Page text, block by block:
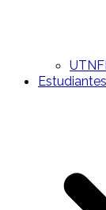
Estudiantes